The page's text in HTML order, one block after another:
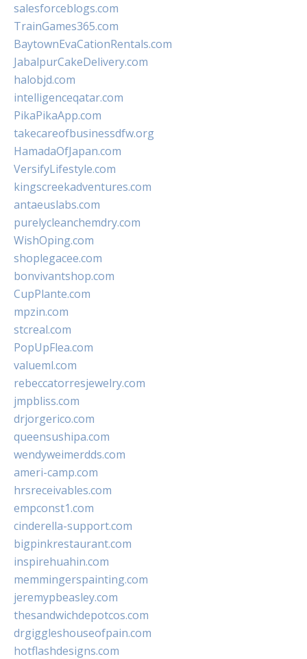
salesforceblogs.com
TrainGames365.com
BaytownEvaCationRentals.com
JabalpurCakeDelivery.com
halobjd.com
intelligenceqatar.com
PikaPikaApp.com
takecareofbusinessdfw.org
HamadaOfJapan.com
VersifyLifestyle.com
kingscreekadventures.com
antaeuslabs.com
purelycleanchemdry.com
WishOping.com
shoplegacee.com
bonvivantshop.com
CupPlante.com
mpzin.com
stcreal.com
PopUpFlea.com
valueml.com
rebeccatorresjewelry.com
jmpbliss.com
drjorgerico.com
queensushipa.com
wendyweimerdds.com
ameri-camp.com
hrsreceivables.com
empconst1.com
cinderella-support.com
bigpinkrestaurant.com
inspirehuahin.com
memmingerspainting.com
jeremypbeasley.com
thesandwichdepotcos.com
drgiggleshouseofpain.com
hotflashdesigns.com